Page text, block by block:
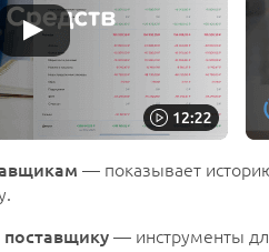
— показывает
— инструменты